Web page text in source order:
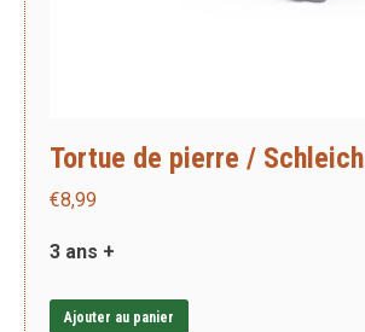
Tortue de pierre / Schleich
€8,99
3 ans +
Ajouter au panier